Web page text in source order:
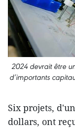
2024 devrait être
d’importants
Six projets,
dollars, ont